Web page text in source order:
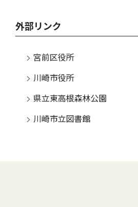
外部リンク
宮前区役所
川崎市役所
県立東高根森林公園
川崎市立図書館